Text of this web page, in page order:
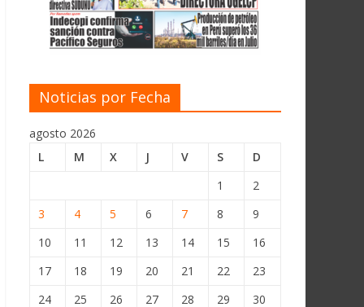
Noticias por Fecha
agosto 2026
L
M X J V S
D
1
2
3
4 5 6 7 8
9
10
11 12 13 14 15
16
17
18 19 20 21 22
23
24
25 26 27 28 29
30